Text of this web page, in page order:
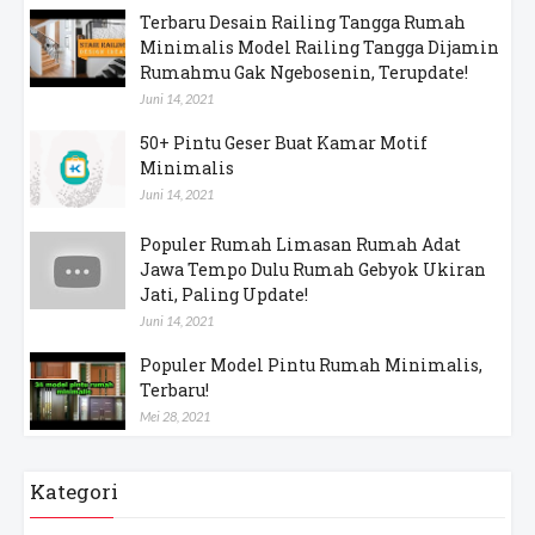
Terbaru Desain Railing Tangga Rumah
Minimalis Model Railing Tangga Dijamin
Rumahmu Gak Ngebosenin, Terupdate!
Juni 14, 2021
50+ Pintu Geser Buat Kamar Motif
Minimalis
Juni 14, 2021
Populer Rumah Limasan Rumah Adat
Jawa Tempo Dulu Rumah Gebyok Ukiran
Jati, Paling Update!
Juni 14, 2021
Populer Model Pintu Rumah Minimalis,
Terbaru!
Mei 28, 2021
Kategori